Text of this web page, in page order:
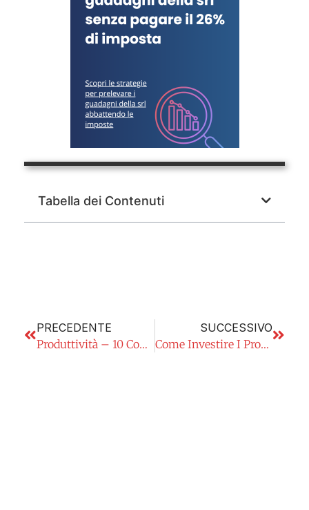
Tabella dei Contenuti
PRECEDENTE
Produttività – 10 Consigli Pratici
SUCCESSIVO
Come Investire I Propri Risparmi? Le 5 Fasi Della Vita